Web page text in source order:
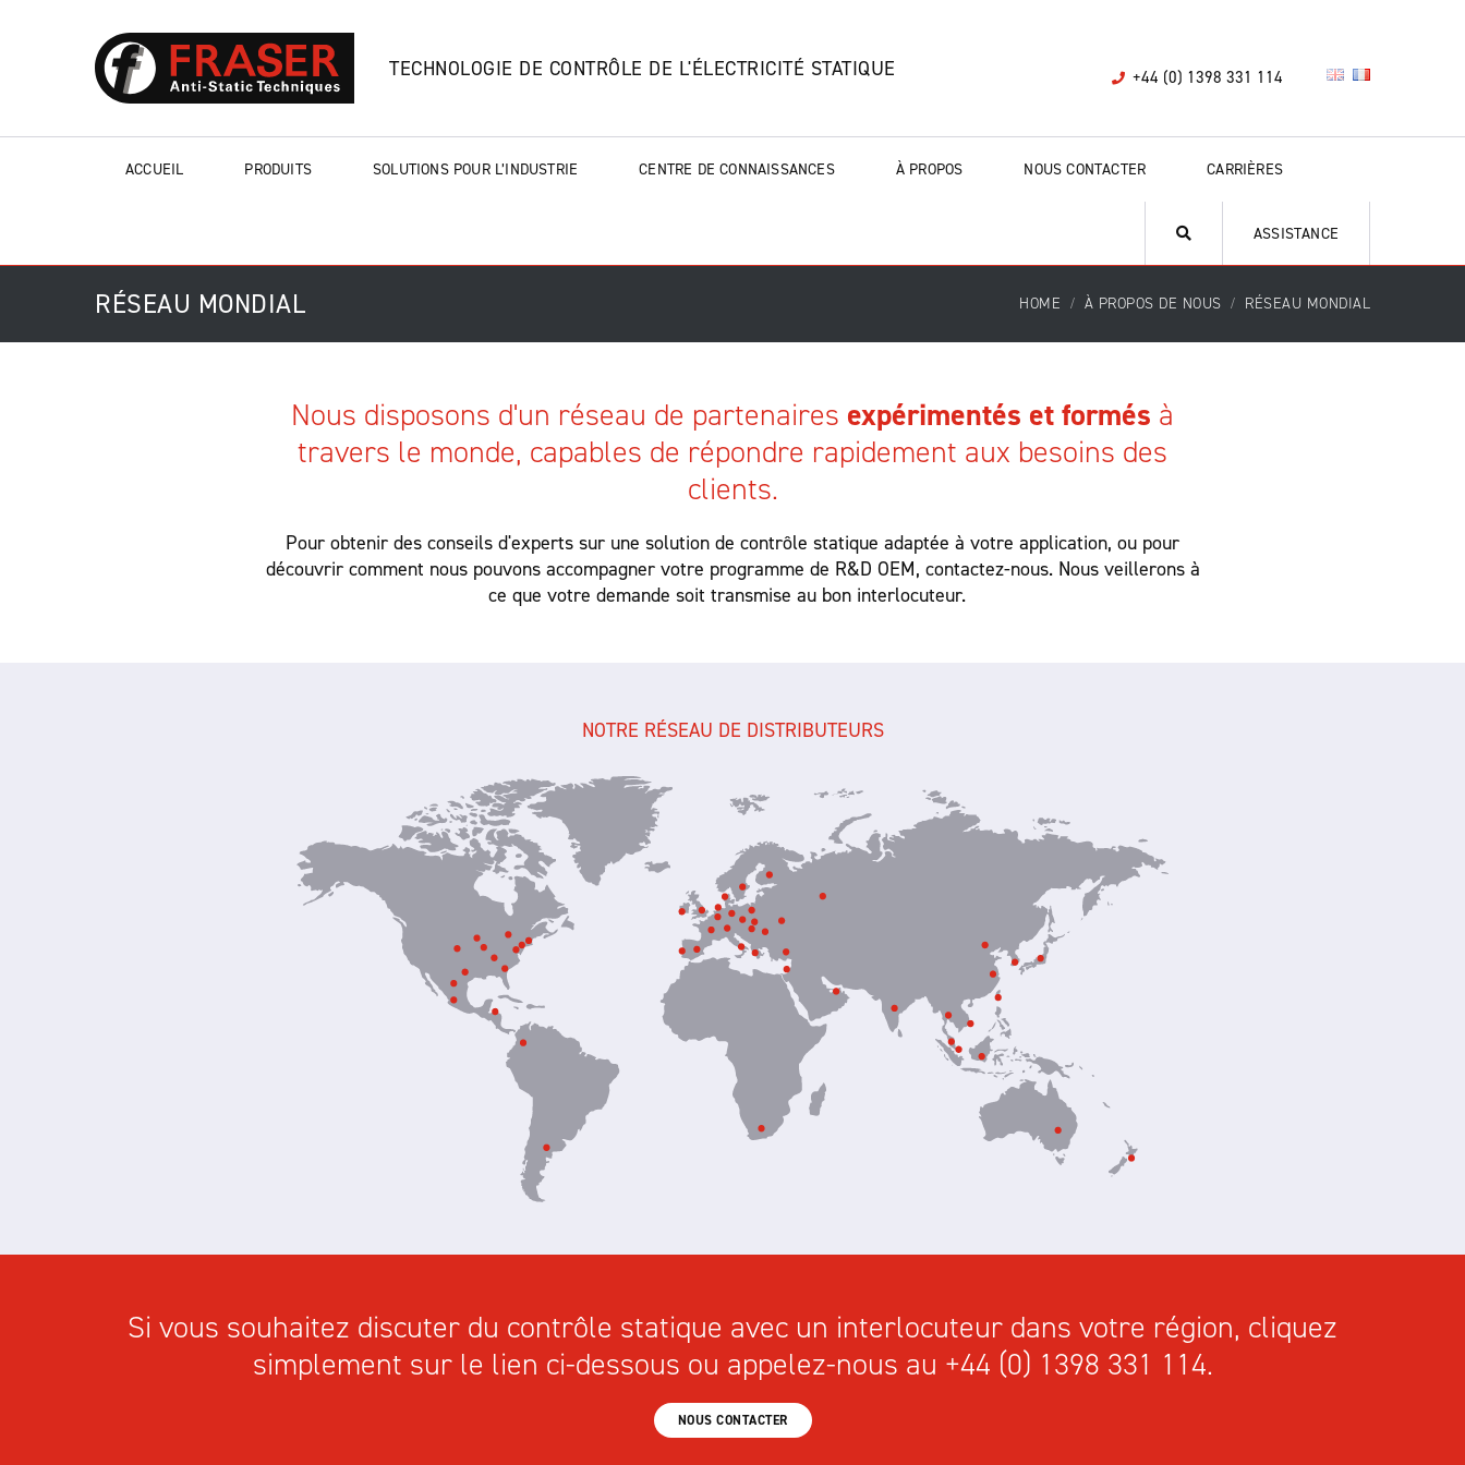
+44 (0) 1398 331 114
TECHNOLOGIE DE CONTRÔLE DE L'ÉLECTRICITÉ STATIQUE
ACCUEIL PRODUITS SOLUTIONS POUR L’INDUSTRIE CENTRE DE CONNAISSANCES À PROPOS NOUS CONTACTER CARRIÈRES
ASSISTANCE
RÉSEAU MONDIAL HOME À PROPOS DE NOUS RÉSEAU MONDIAL
Nous disposons d'un réseau de partenaires expérimentés et formés à
travers le monde, capables de répondre rapidement aux besoins des
clients.
Pour obtenir des conseils d'experts sur une solution de contrôle statique adaptée à votre application, ou pour
découvrir comment nous pouvons accompagner votre programme de R&D OEM, contactez-nous. Nous veillerons à
ce que votre demande soit transmise au bon interlocuteur.
NOTRE RÉSEAU DE DISTRIBUTEURS
Si vous souhaitez discuter du contrôle statique avec un interlocuteur dans votre région, cliquez
simplement sur le lien ci-dessous ou appelez-nous au +44 (0) 1398 331 114.
NOUS CONTACTER